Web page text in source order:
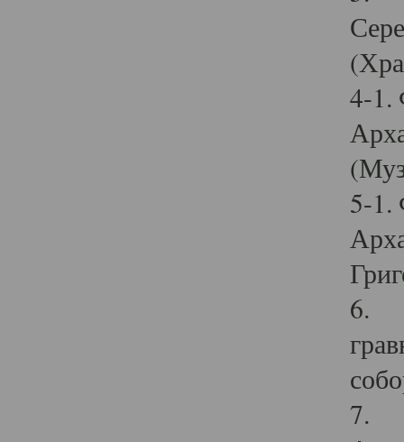
4-1.
5-1.
6.
7.